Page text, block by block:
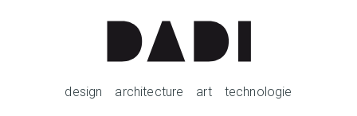
design architecture art technologie